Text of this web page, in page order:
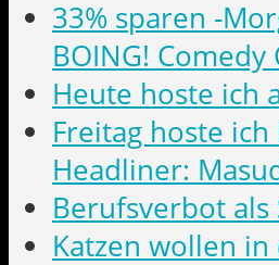
33% sparen -
BOING! Comedy
Heute hoste ich
Freitag hoste ich
Headliner:
Berufsverbot als
Katzen wollen in